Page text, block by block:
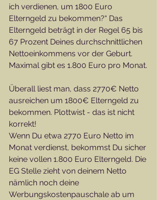
ich verdienen, um 1800 Euro
Elterngeld zu bekommen?“ Das
Elterngeld beträgt in der Regel 65 bis
67 Prozent Deines durchschnittlichen
Nettoeinkommens vor der Geburt.
Maximal gibt es 1.800 Euro pro Monat.
Überall liest man, dass 2770€ Netto
ausreichen um 1800€ Elterngeld zu
bekommen. Plottwist - das ist nicht
korrekt!
Wenn Du etwa 2770 Euro Netto im
Monat verdienst, bekommst Du sicher
keine vollen 1.800 Euro Elterngeld. Die
EG Stelle zieht von deinem Netto
nämlich noch deine
Werbungskostenpauschale ab um